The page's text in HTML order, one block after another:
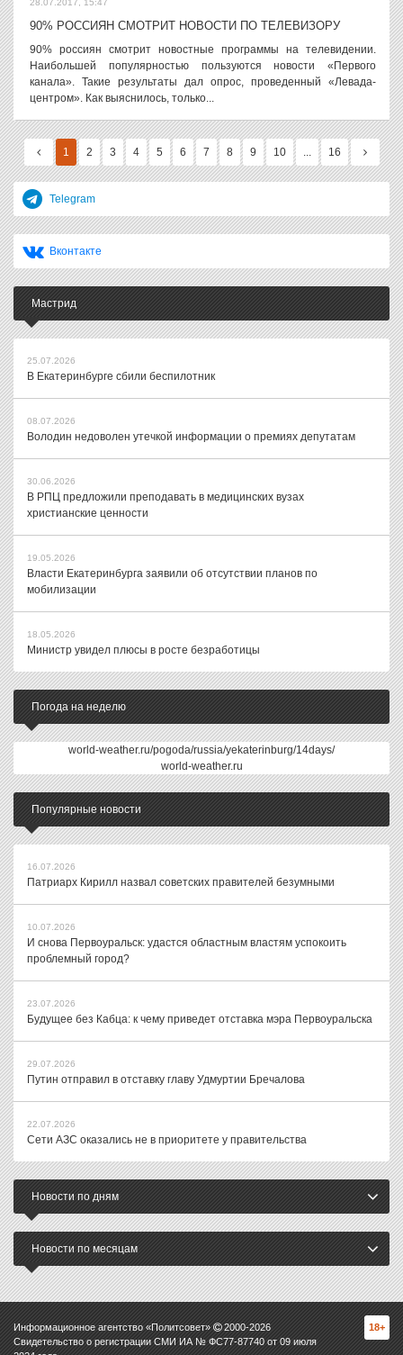
28.07.2017, 15:47
90% РОССИЯН СМОТРИТ НОВОСТИ ПО ТЕЛЕВИЗОРУ
90% россиян смотрит новостные программы на телевидении.
Наибольшей популярностью пользуются новости «Первого
канала». Такие результаты дал опрос, проведенный «Левада-
центром». Как выяснилось, только...
1 2 3 4 5 6 7 8 9 10 ... 16
Telegram
Вконтакте
Мастрид
25.07.2026
В Екатеринбурге сбили беспилотник
08.07.2026
Володин недоволен утечкой информации о премиях депутатам
30.06.2026
В РПЦ предложили преподавать в медицинских вузах
христианские ценности
19.05.2026
Власти Екатеринбурга заявили об отсутствии планов по
мобилизации
18.05.2026
Министр увидел плюсы в росте безработицы
Погода на неделю
world-weather.ru/pogoda/russia/yekaterinburg/14days/
world-weather.ru
Популярные новости
16.07.2026
Патриарх Кирилл назвал советских правителей безумными
10.07.2026
И снова Первоуральск: удастся областным властям успокоить
проблемный город?
23.07.2026
Будущее без Кабца: к чему приведет отставка мэра Первоуральска
29.07.2026
Путин отправил в отставку главу Удмуртии Бречалова
22.07.2026
Сети АЗС оказались не в приоритете у правительства
Новости по дням
Новости по месяцам
Информационное агентство «Политсовет» 2000-2026
Свидетельство о регистрации СМИ ИА № ФС77-87740 от 09 июля
18+